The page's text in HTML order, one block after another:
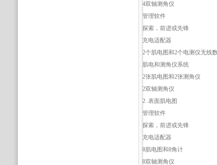
4双轴测角仪
管理软件
探索，前进或先锋
充电适配器
2个肌电图和2个电测仪无线
肌电和测角仪系统
2张肌电图和2张测角仪
2双轴测角仪
2 .表面肌电图
管理软件
探索，前进或先锋
充电适配器
8肌电图和8角计
8双轴测角仪